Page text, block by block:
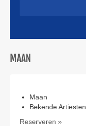
MAAN
Maan
Bekende Artiesten
Reserveren »